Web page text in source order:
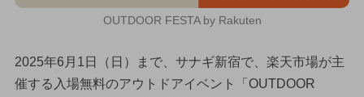
OUTDOOR FESTA by Rakuten
2025年6月1日（日）まで、サナギ新宿で、楽天市場が主
催する入場無料のアウトドアイベント「OUTDOOR